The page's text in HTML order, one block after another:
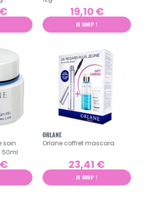
19,10 €
JE SHOP !
soin
50ml
ORLANE
Orlane coffret mascara
23,41 €
JE SHOP !